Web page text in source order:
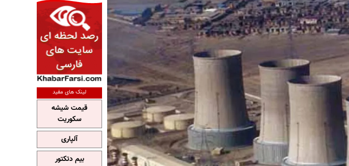
لینک های مفید
قیمت شیشه
سکوریت
آلپاری
بیم دتکتور